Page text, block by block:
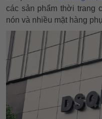
các sản phẩm thời trang
nón và nhiều mặt hàng